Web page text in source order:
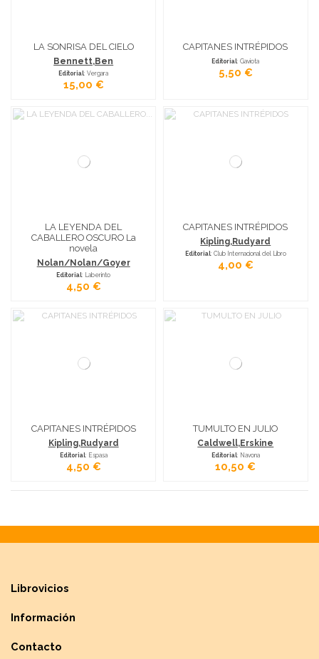
LA SONRISA DEL CIELO
Bennett,Ben
Editorial: Vergara
15,00 €
CAPITANES INTRÉPIDOS
Editorial: Gaviota
5,50 €
LA LEYENDA DEL
CABALLERO OSCURO La
novela
Nolan/Nolan/Goyer
Editorial: Laberinto
4,50 €
CAPITANES INTRÉPIDOS
Kipling,Rudyard
Editorial: Club Internacional del Libro
4,00 €
CAPITANES INTRÉPIDOS
Kipling,Rudyard
Editorial: Espasa
4,50 €
TUMULTO EN JULIO
Caldwell,Erskine
Editorial: Navona
10,50 €
Librovicios
Información
Contacto